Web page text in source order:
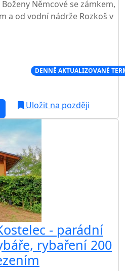
Němcové se zámkem,
a od vodní nádrže Rozkoš v
DENNĚ AKTUALIZOVANÉ
Uložit na později
- parádní
rybaření 200